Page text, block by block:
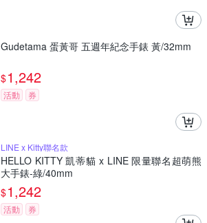
Gudetama 蛋黃哥 五週年紀念手錶 黃/32mm
$1,242
活動 券
LINE x Kitty聯名款
HELLO KITTY 凱蒂貓 x LINE 限量聯名超萌熊
大手錶-綠/40mm
$1,242
活動 券